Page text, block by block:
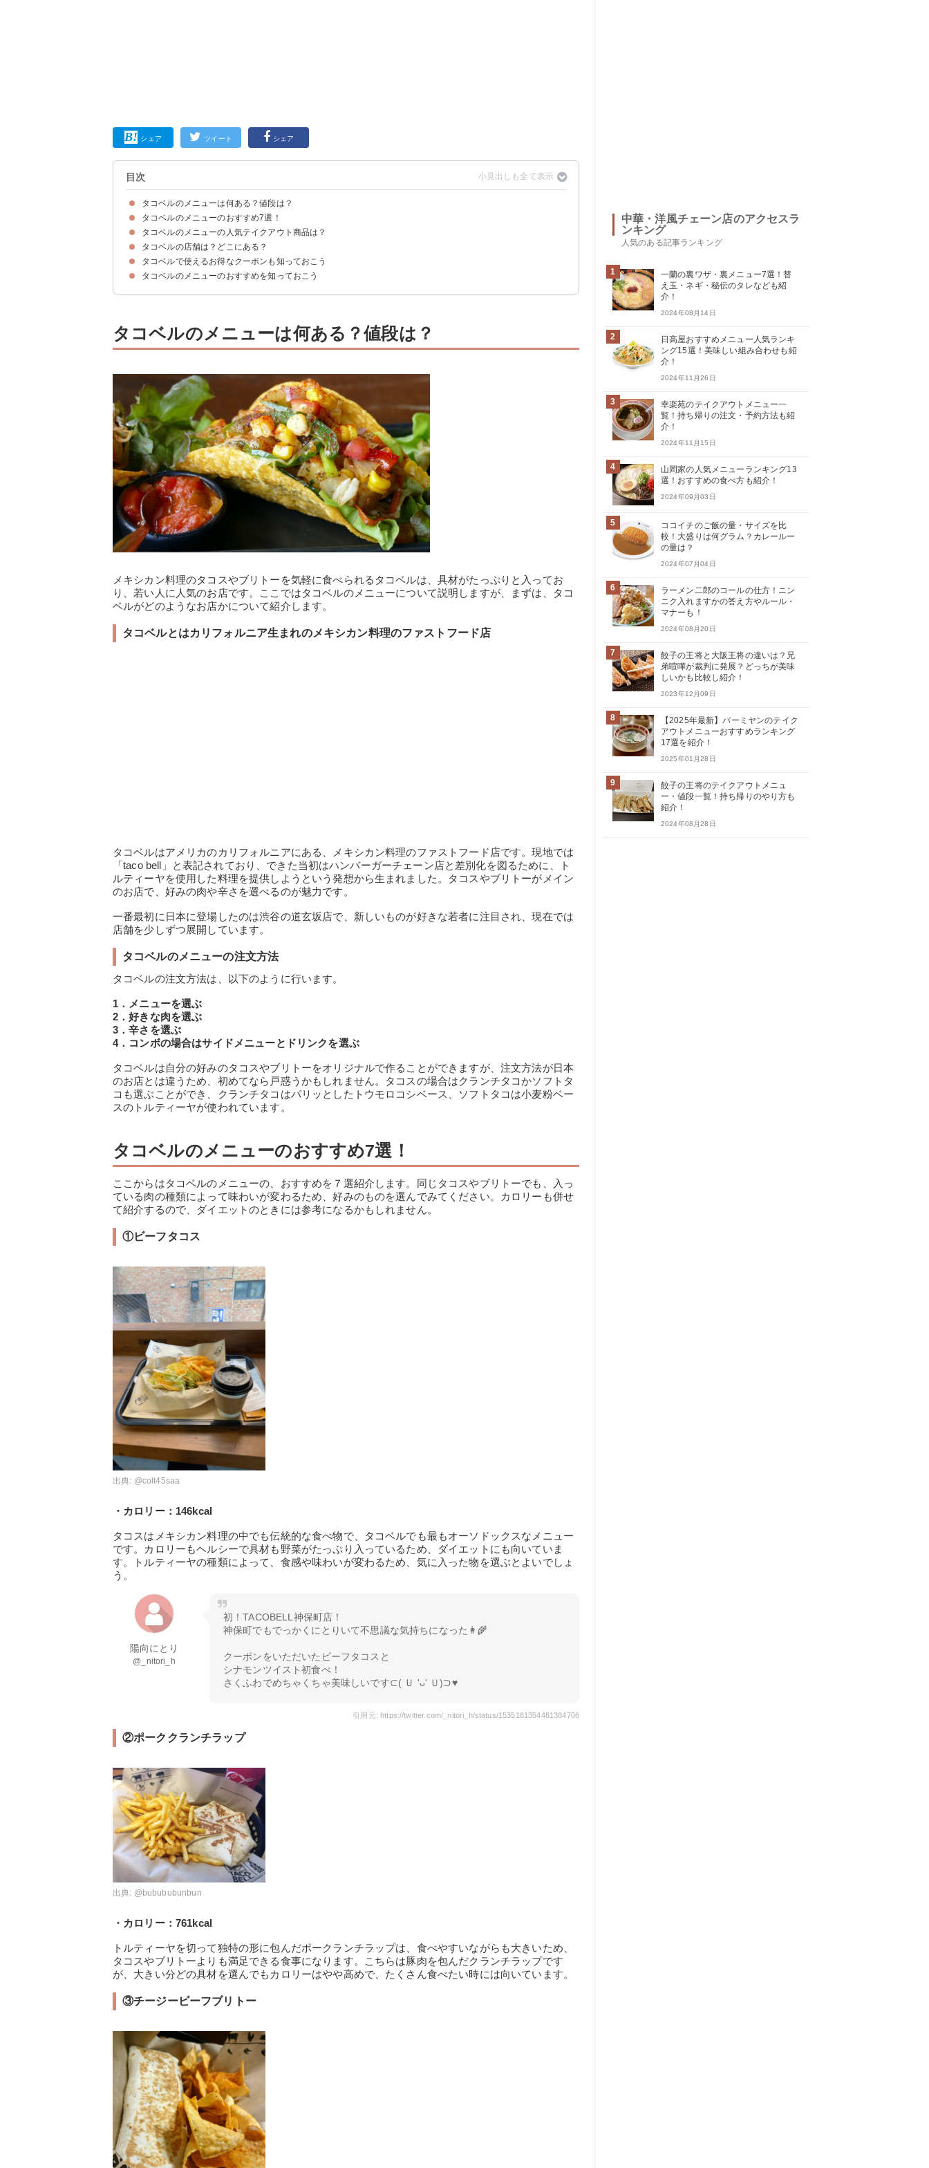
シェア ツイート シェア
目次
タコベルのメニューは何ある？値段は？
タコベルとはカリフォルニア生まれのメキシカン料理のファストフード店
タコベルのメニューの注文方法
タコベルのメニューのおすすめ7選！
①ビーフタコス
②ポーククランチラップ
③チージービーフブリトー
④ローテッドポテト
⑤チキンブリトー
⑥ナチョチップス
⑦ビーフチーズコアブリトー
タコベルのメニューの人気テイクアウト商品は？
①プレミアムナチョス
②チキンブリトーボウル
③チックスター
タコベルの店舗は？どこにある？
タコベルの店舗情報
タコベルで使えるお得なクーポンも知っておこう
タコベルのメニューのおすすめを知っておこう
タコベルのメニューは何ある？値段は？
メキシカン料理のタコスやブリトーを気軽に食べられるタコベルは、具材がたっぷりと入ってお
り、若い人に人気のお店です。ここではタコベルのメニューについて説明しますが、まずは、タコ
ベルがどのようなお店かについて紹介します。
タコベルとはカリフォルニア生まれのメキシカン料理のファストフード店
タコベルはアメリカのカリフォルニアにある、メキシカン料理のファストフード店です。現地では
「taco bell」と表記されており、できた当初はハンバーガーチェーン店と差別化を図るために、ト
ルティーヤを使用した料理を提供しようという発想から生まれました。タコスやブリトーがメイン
のお店で、好みの肉や辛さを選べるのが魅力です。
一番最初に日本に登場したのは渋谷の道玄坂店で、新しいものが好きな若者に注目され、現在では
店舗を少しずつ展開しています。
タコベルのメニューの注文方法
タコベルの注文方法は、以下のように行います。
1．メニューを選ぶ
2．好きな肉を選ぶ
3．辛さを選ぶ
4．コンボの場合はサイドメニューとドリンクを選ぶ
タコベルは自分の好みのタコスやブリトーをオリジナルで作ることができますが、注文方法が日本
のお店とは違うため、初めてなら戸惑うかもしれません。タコスの場合はクランチタコかソフトタ
コも選ぶことができ、クランチタコはパリッとしたトウモロコシベース、ソフトタコは小麦粉ベー
スのトルティーヤが使われています。
タコベルのメニューのおすすめ7選！
ここからはタコベルのメニューの、おすすめを７選紹介します。同じタコスやブリトーでも、入っ
ている肉の種類によって味わいが変わるため、好みのものを選んでみてください。カロリーも併せ
て紹介するので、ダイエットのときには参考になるかもしれません。
①ビーフタコス
出典: @colt45saa
・カロリー：146kcal
タコスはメキシカン料理の中でも伝統的な食べ物で、タコベルでも最もオーソドックスなメニュー
です。カロリーもヘルシーで具材も野菜がたっぷり入っているため、ダイエットにも向いていま
す。トルティーヤの種類によって、食感や味わいが変わるため、気に入った物を選ぶとよいでしょ
う。
陽向にとり
@_nitori_h
初！TACOBELL神保町店！
神保町でもでっかくにとりいて不思議な気持ちになった👩‍🌾
クーポンをいただいたビーフタコスと
シナモンツイスト初食べ！
さくふわでめちゃくちゃ美味しいです⊂( Ｕ 'ᴗ' Ｕ)⊃♥️
引用元: https://twitter.com/_nitori_h/status/1535161354461384706
②ポーククランチラップ
出典: @bubububunbun
・カロリー：761kcal
トルティーヤを切って独特の形に包んだポークランチラップは、食べやすいながらも大きいため、
タコスやブリトーよりも満足できる食事になります。こちらは豚肉を包んだクランチラップです
が、大きい分どの具材を選んでもカロリーはやや高めで、たくさん食べたい時には向いています。
③チージービーフブリトー
中華・洋風チェーン店のアクセスラ
ンキング
人気のある記事ランキング
1
一蘭の裏ワザ・裏メニュー7選！替
え玉・ネギ・秘伝のタレなども紹
介！
2024年08月14日
2
日高屋おすすめメニュー人気ランキ
ング15選！美味しい組み合わせも紹
介！
2024年11月26日
3
幸楽苑のテイクアウトメニュー一
覧！持ち帰りの注文・予約方法も紹
介！
2024年11月15日
4
山岡家の人気メニューランキング13
選！おすすめの食べ方も紹介！
2024年09月03日
5
ココイチのご飯の量・サイズを比
較！大盛りは何グラム？カレールー
の量は？
2024年07月04日
6
ラーメン二郎のコールの仕方！ニン
ニク入れますかの答え方やルール・
マナーも！
2024年08月20日
7
餃子の王将と大阪王将の違いは？兄
弟喧嘩が裁判に発展？どっちが美味
しいかも比較し紹介！
2023年12月09日
8
【2025年最新】バーミヤンのテイク
アウトメニューおすすめランキング
17選を紹介！
2025年01月28日
9
餃子の王将のテイクアウトメニュ
ー・値段一覧！持ち帰りのやり方も
紹介！
2024年08月28日